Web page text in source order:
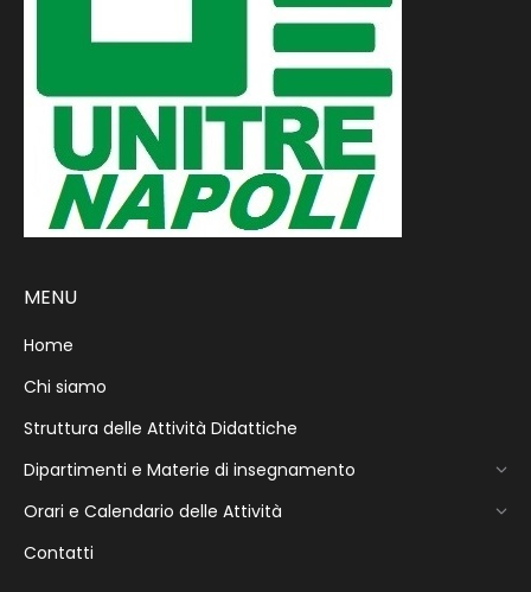
MENU
Home
Chi siamo
Struttura delle Attività Didattiche
Dipartimenti e Materie di insegnamento
Orari e Calendario delle Attività
Contatti